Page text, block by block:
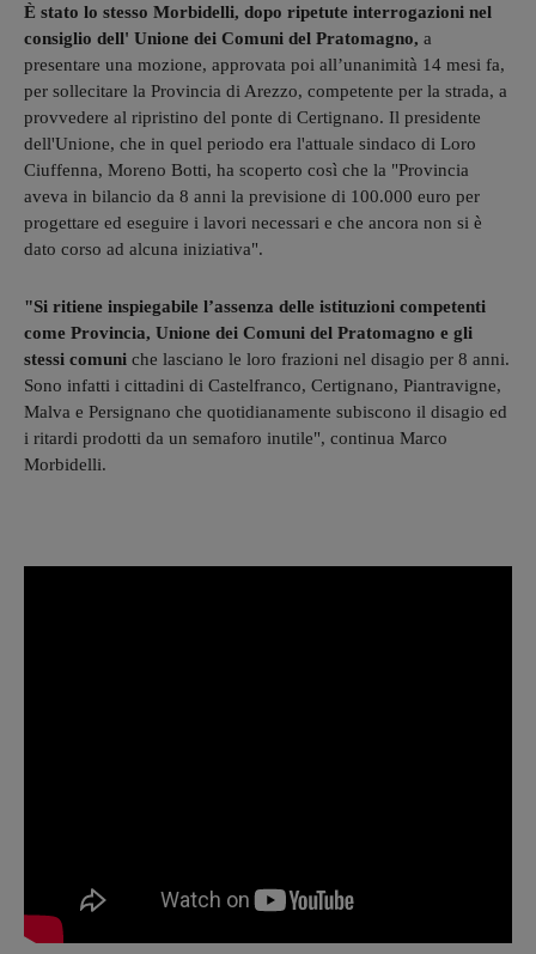
È stato lo stesso Morbidelli, dopo ripetute interrogazioni nel
consiglio dell' Unione dei Comuni del Pratomagno, a
presentare una mozione, approvata poi all’unanimità 14 mesi fa,
per sollecitare la Provincia di Arezzo, competente per la strada, a
provvedere al ripristino del ponte di Certignano. Il presidente
dell'Unione, che in quel periodo era l'attuale sindaco di Loro
Ciuffenna, Moreno Botti, ha scoperto così che la "Provincia
aveva in bilancio da 8 anni la previsione di 100.000 euro per
progettare ed eseguire i lavori necessari e che ancora non si è
dato corso ad alcuna iniziativa".
"Si ritiene inspiegabile l’assenza delle istituzioni competenti
come Provincia, Unione dei Comuni del Pratomagno e gli
stessi comuni che lasciano le loro frazioni nel disagio per 8 anni.
Sono infatti i cittadini di Castelfranco, Certignano, Piantravigne,
Malva e Persignano che quotidianamente subiscono il disagio ed
i ritardi prodotti da un semaforo inutile", continua Marco
Morbidelli.